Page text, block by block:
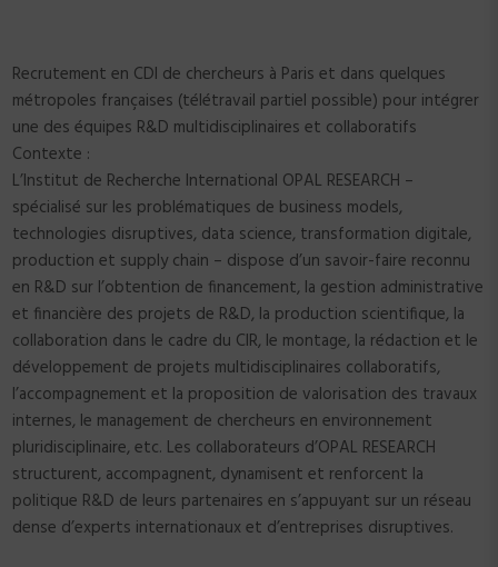
Recrutement en CDI de chercheurs à Paris et dans quelques
métropoles françaises (télétravail partiel possible) pour intégrer
une des équipes R&D multidisciplinaires et collaboratifs
Contexte :
L’Institut de Recherche International OPAL RESEARCH –
spécialisé sur les problématiques de business models,
technologies disruptives, data science, transformation digitale,
production et supply chain – dispose d’un savoir-faire reconnu
en R&D sur l’obtention de financement, la gestion administrative
et financière des projets de R&D, la production scientifique, la
collaboration dans le cadre du CIR, le montage, la rédaction et le
développement de projets multidisciplinaires collaboratifs,
l’accompagnement et la proposition de valorisation des travaux
internes, le management de chercheurs en environnement
pluridisciplinaire, etc. Les collaborateurs d’OPAL RESEARCH
structurent, accompagnent, dynamisent et renforcent la
politique R&D de leurs partenaires en s’appuyant sur un réseau
dense d’experts internationaux et d’entreprises disruptives.